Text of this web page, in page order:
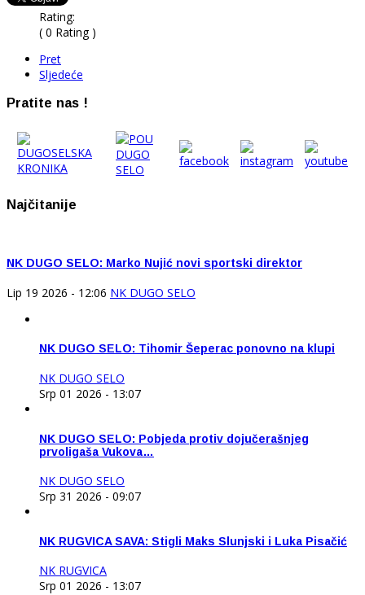
Rating:
( 0 Rating )
Pret
Sljedeće
Pratite nas !
Najčitanije
NK DUGO SELO: Marko Nujić novi sportski direktor
Lip 19 2026 - 12:06 NK DUGO SELO
NK DUGO SELO: Tihomir Šeperac ponovno na klupi
NK DUGO SELO
Srp 01 2026 - 13:07
NK DUGO SELO: Pobjeda protiv dojučerašnjeg
prvoligaša Vukova…
NK DUGO SELO
Srp 31 2026 - 09:07
NK RUGVICA SAVA: Stigli Maks Slunjski i Luka Pisačić
NK RUGVICA
Srp 01 2026 - 13:07